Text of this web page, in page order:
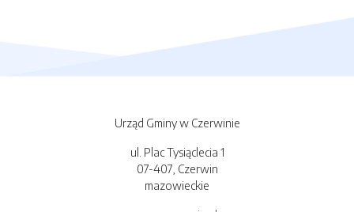
Urząd Gminy w Czerwinie
ul. Plac Tysiąclecia 1
07-407, Czerwin
mazowieckie